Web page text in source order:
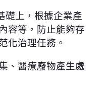
礎上，根據企業產
容等，防止能夠存
化治理任務。
、醫療廢物產生處